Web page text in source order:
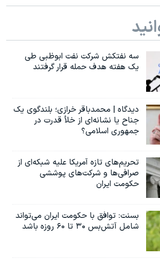
آزادی
کادر رهبری ایران
۹۸
جایزه نوبل صلح
آمریکا «سی‌پک»
به چین
سه نفتکش شرکت نفت ابوظبی طی
یک هفته هدف حمله قرار گرفتند
دیدگاه | محمدباقر خرازی؛ بلندگوی یک
جناح یا نشانه‌ای از خلأ قدرت در
جمهوری اسلامی؟
تحریم‌های تازه آمریکا علیه شبکه‌ای از
صرافی‌ها و شرکت‌های پوششی
حکومت ایران
بسنت: توافق با حکومت ایران می‌تواند
شامل آتش‌بس ۳۰ تا ۶۰ روزه باشد